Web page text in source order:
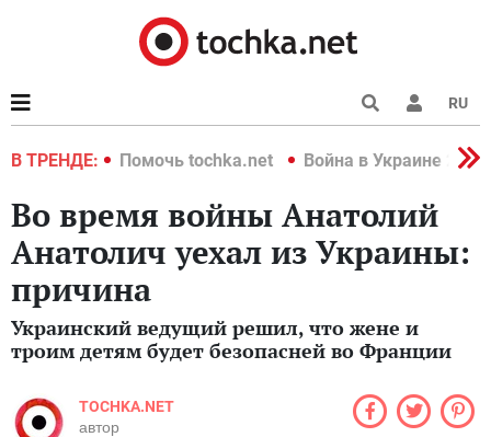
RU
В ТРЕНДЕ:
2022 Помочь tochka.net Война в Украине 2022
Во время войны Анатолий
Анатолич уехал из Украины:
причина
Украинский ведущий решил, что жене и
троим детям будет безопасней во Франции
TOCHKA.NET
автор